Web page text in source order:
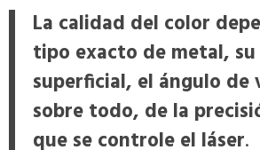
La calidad del color
tipo exacto de metal, su
superficial, el ángulo de
sobre todo, de la
que se controle el láser.